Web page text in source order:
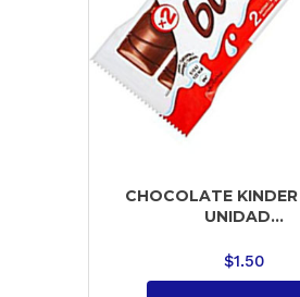
CHOCOLATE
UNIDAD...
$1.50